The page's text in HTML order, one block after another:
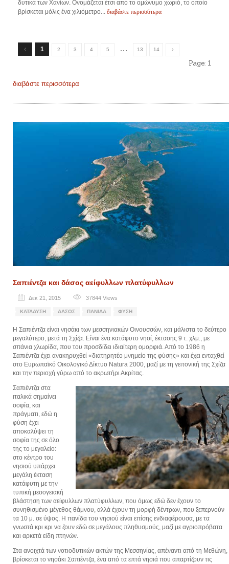
δυτικά των Χανίων. Ονομάζεται έτσι από το ομώνυμο χωριό, το οποίο
βρίσκεται μόλις ένα χιλιόμετρο... διαβάστε περισσότερα
1 2 3 4 5 … 13 14
Page: 1
διαβάστε περισσότερα
Σαπιέντζα και δάσος αείφυλλων πλατύφυλλων
Δεκ 21, 2015 37844 Views
ΚΑΤΆΔΥΣΗ ΔΆΣΟΣ ΠΑΝΊΔΑ ΦΎΣΗ
Η Σαπιέντζα είναι νησάκι των μεσσηνιακών Οινουσσών, και μάλιστα το δεύτερο
μεγαλύτερο, μετά τη Σχίζα. Είναι ένα κατάφυτο νησί, έκτασης 9 τ. χλμ., με
σπάνια χλωρίδα, που του προσδίδει ιδιαίτερη ομορφιά. Από το 1986 η
Σαπιέντζα έχει ανακηρυχθεί «διατηρητέο μνημείο της φύσης» και έχει ενταχθεί
στο Ευρωπαϊκό Οικολογικό Δίκτυο Natura 2000, μαζί με τη γειτονική της Σχίζα
και την περιοχή γύρω από το ακρωτήρι Ακρίτας.
Σαπιέντζα στα
ιταλικά σημαίνει
σοφία, και
πράγματι, εδώ η
φύση έχει
αποκαλύψει τη
σοφία της σε όλο
της το μεγαλείο:
στο κέντρο του
νησιού υπάρχει
μεγάλη έκταση
κατάφυτη με την
τυπική μεσογειακή
βλάστηση των αείφυλλων πλατύφυλλων, που όμως εδώ δεν έχουν το
συνηθισμένο μέγεθος θάμνου, αλλά έχουν τη μορφή δέντρων, που ξεπερνούν
τα 10 μ. σε ύψος. Η πανίδα του νησιού είναι επίσης ενδιαφέρουσα, με τα
γνωστά κρι κρι να ζουν εδώ σε μεγάλους πληθυσμούς, μαζί με αγριοπρόβατα
και αρκετά είδη πτηνών.
Στα ανοιχτά των νοτιοδυτικών ακτών της Μεσσηνίας, απέναντι από τη Μεθώνη,
βρίσκεται το νησάκι Σαπιέντζα, ένα από τα επτά νησιά που απαρτίζουν τις